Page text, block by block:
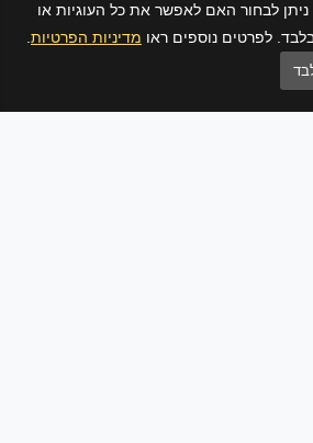
הגנת הפרטיות ותיקון 13. ניתן לבחור האם לאפשר את כל העוגיות או
לפרטים נוספים ראו מדיניות הפרטיות